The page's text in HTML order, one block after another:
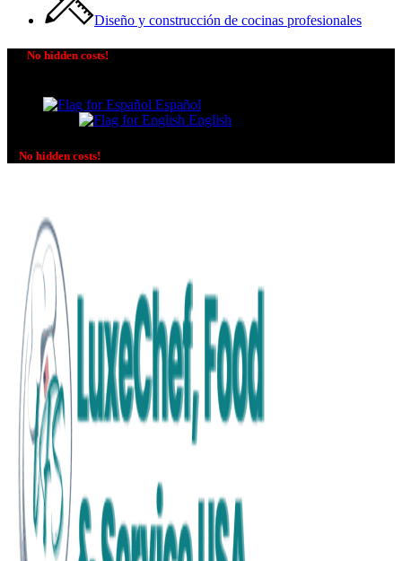
Diseño y construcción de cocinas profesionales
No hidden costs!
Español
English
No hidden costs!